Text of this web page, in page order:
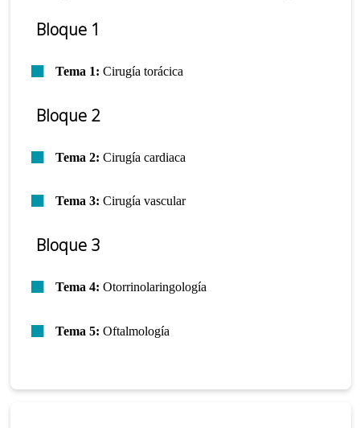
Bloque 1
Tema 1: Cirugía torácica
Bloque 2
Tema 2: Cirugía cardiaca
Tema 3: Cirugía vascular
Bloque 3
Tema 4: Otorrinolaringología
Tema 5: Oftalmología